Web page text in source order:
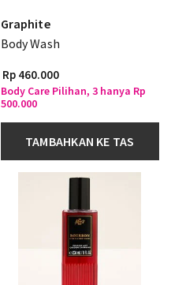
Graphite
Body Wash
Rp 460.000
Body Care Pilihan, 3 hanya Rp
500.000
TAMBAHKAN KE TAS